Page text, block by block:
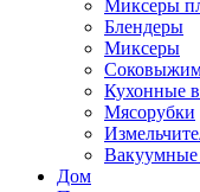
Миксеры
Блендеры
Миксеры
Кухонные
Мясорубки
Дом